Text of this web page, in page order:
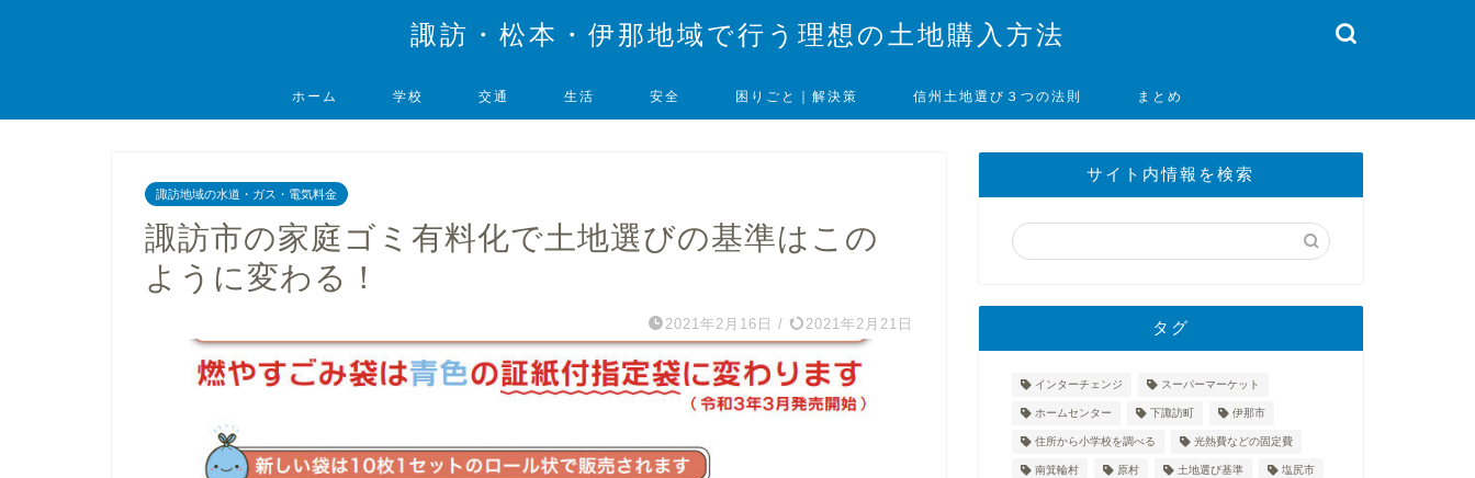
諏訪・松本・伊那地域で行う理想の土地購入方法
ホーム 学校 交通 生活 安全 困りごと｜解決策 信州土地選び３つの法則 まとめ
諏訪地域の水道・ガス・電気料金
諏訪市の家庭ゴミ有料化で土地選びの基準はこの
ように変わる！
2021年2月16日 / 2021年2月21日
サイト内情報を検索
タグ
インターチェンジ スーパーマーケット
ホームセンター 下諏訪町 伊那市
住所から小学校を調べる 光熱費などの固定費
南箕輪村 原村 土地選び基準 塩尻市